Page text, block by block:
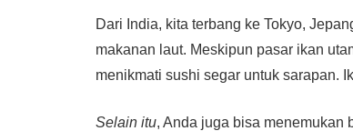
Dari India, kita terbang ke Tokyo,
makanan laut. Meskipun pasar ikan
menikmati sushi segar untuk sarapan.
Selain itu, Anda juga bisa menemukan